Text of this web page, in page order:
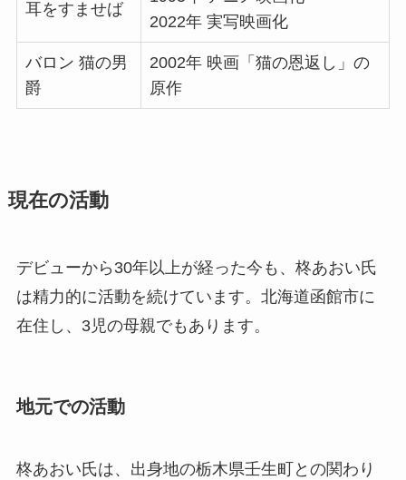
耳をすませば
2022年 実写映画化
バロン 猫の男
爵
2002年 映画「猫の恩返し」の
原作
現在の活動
デビューから30年以上が経った今も、柊あおい氏
は精力的に活動を続けています。北海道函館市に
在住し、3児の母親でもあります。
地元での活動
柊あおい氏は、出身地の栃木県壬生町との関わり